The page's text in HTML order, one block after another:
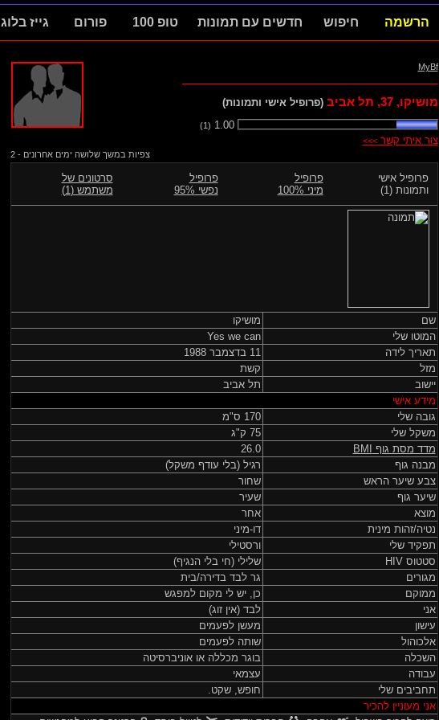
הרשמה חיפוש חדשים עם תמונות טופ 100 פורום גייז בלוג
MyBf
מושיקו,37, תל אביב (פרופיל אישי ותמונות)
1.00
(1)
צור איתי קשר>>>
צפיות במשך שלושה ימים אחרונים - 2
פרופיל אישי
ותמונות (1)
פרופיל
מיני 100%
פרופיל
נפשי 95%
סרטונים של
משתמש (1)
שם
מושיקו
המוטו שלי
Yes we can
תאריך לידה
11 בדצמבר 1988
מזל
קשת
יישוב
תל אביב
מידע אישי
גובה שלי
170 ס"מ
משקל שלי
75 ק"ג
מדד מסת גוף
BMI
26.0
מבנה גוף
רגיל (בלי עודף משקל)
צבע שיער הראש
שחור
שיער גוף
שעיר
מוצא
אחר
נטיה/זהות מינית
דו-מיני
תפקיד שלי
ורסטילי
סטטוס HIV
שלילי (חי בלי הנגיף)
מגורים
גר לבד בדירה/בית
ממוקם
כן, יש לי מקום למפגש
אני
לבד (אין זוג)
עישון
מעשן לפעמים
אלכוהול
שותה לפעמים
השכלה
בוגר מכללה או אוניברסיטה
עבודה
עצמאי
תחביבים שלי
חופש, שקט.
אני מעוניין להכיר